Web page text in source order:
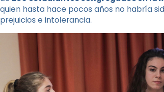
quien hasta hace pocos años no habría
prejuicios e intolerancia.